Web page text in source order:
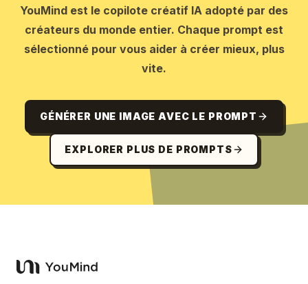
YouMind est le copilote créatif IA adopté par des
créateurs du monde entier. Chaque prompt est
sélectionné pour vous aider à créer mieux, plus
vite.
GÉNÉRER UNE IMAGE AVEC LE PROMPT
EXPLORER PLUS DE PROMPTS